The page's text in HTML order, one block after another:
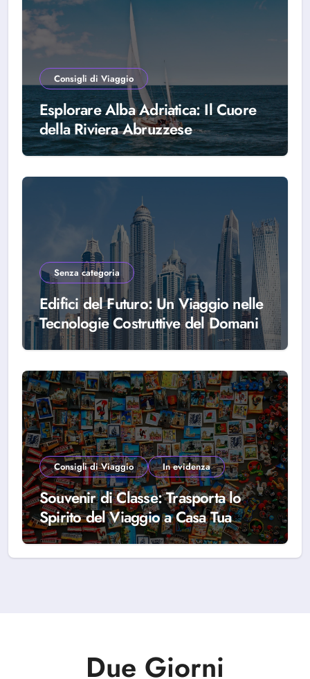
Consigli di Viaggio
Esplorare Alba Adriatica: Il Cuore
della Riviera Abruzzese
Senza categoria
Edifici del Futuro: Un Viaggio nelle
Tecnologie Costruttive del Domani
Consigli di Viaggio In evidenza
Souvenir di Classe: Trasporta lo
Spirito del Viaggio a Casa Tua
Due Giorni